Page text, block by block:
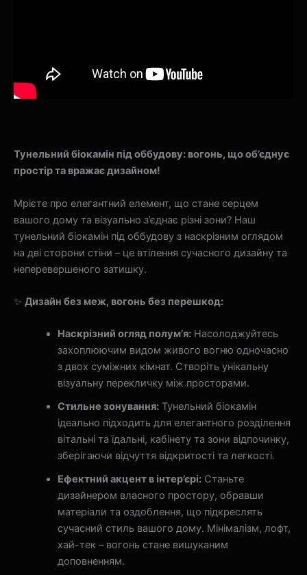
Тунельний біокамін під оббудову: вогонь, що об’єднує
простір та вражає дизайном!
Мрієте про елегантний елемент, що стане серцем
вашого дому та візуально з’єднає різні зони? Наш
тунельний біокамін під оббудову з наскрізним оглядом
на дві сторони стіни – це втілення сучасного дизайну та
неперевершеного затишку.
✨ Дизайн без меж, вогонь без перешкод:
Наскрізний огляд полум’я:Насолоджуйтесь
захоплюючим видом живого вогню одночасно
з двох суміжних кімнат. Створіть унікальну
візуальну перекличку між просторами.
Стильне зонування:Тунельний біокамін
ідеально підходить для елегантного розділення
вітальні та їдальні, кабінету та зони відпочинку,
зберігаючи відчуття відкритості та легкості.
Ефектний акцент в інтер’єрі:Станьте
дизайнером власного простору, обравши
матеріали та оздоблення, що підкреслять
сучасний стиль вашого дому. Мінімалізм, лофт,
хай-тек – вогонь стане вишуканим
доповненням.